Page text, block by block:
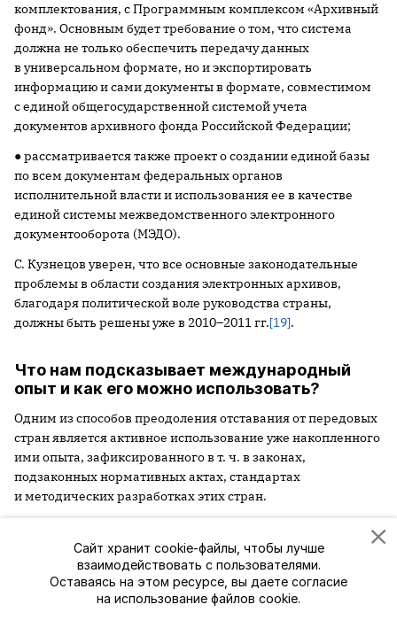
комплектования, с Программным комплексом «Архивный
фонд». Основным будет требование о том, что система
должна не только обеспечить передачу данных
в универсальном формате, но и экспортировать
информацию и сами документы в формате, совместимом
с единой общегосударственной системой учета
документов архивного фонда Российской Федерации;
● рассматривается также проект о создании единой базы
по всем документам федеральных органов
исполнительной власти и использования ее в качестве
единой системы межведомственного электронного
документооборота (МЭДО).
С. Кузнецов уверен, что все основные законодательные
проблемы в области создания электронных архивов,
благодаря политической воле руководства страны,
должны быть решены уже в 2010–2011 гг.[19].
Что нам подсказывает международный
опыт и как его можно использовать?
Одним из способов преодоления отставания от передовых
стран является активное использование уже накопленного
ими опыта, зафиксированного в т. ч. в законах,
подзаконных нормативных актах, стандартах
и методических разработках этих стран.
вряд ли приведут к желаемому результату. Необходим
взвешенный, критический подход к зарубежным
материалам, но их использование может помочь, прежде
всего, в ускорении разработки законодательно-
Сайт хранит cookie-файлы, чтобы лучше
взаимодействовать с пользователями.
Оставаясь на этом ресурсе, вы даете согласие
на использование файлов cookie.